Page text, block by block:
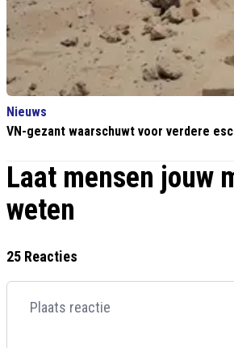
Nieuws
VN-gezant waarschuwt voor verdere
Laat mensen jouw
weten
25 Reacties